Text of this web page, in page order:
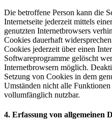
Die betroffene Person kann die
Internetseite jederzeit mittels
genutzten Internetbrowsers
Cookies dauerhaft
Cookies jederzeit über einen
Softwareprogramme gelöscht
Internetbrowsern möglich.
Setzung von Cookies in dem
Umständen nicht alle Funktionen
vollumfänglich nutzbar.
4. Erfassung von allgemeinen